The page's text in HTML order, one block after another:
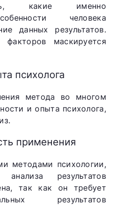
какие именно
человека
данных результатов.
факторов маскируется
психолога
метода во многом
и опыта психолога,
применения
методами психологии,
результатов
так как он требует
результатов